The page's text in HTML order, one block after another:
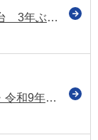
令和6年度の社会保障給付費は138兆円台 3年ぶりの増加で過去2番目の水準（国立社会保障・人口問題研究所）
高額療養費制度の見直し（令和8年8月・令和9年8月～）の根拠となる健康保険法施行令等の一部改正政令を官報に公布 厚労省の専用ページも更新